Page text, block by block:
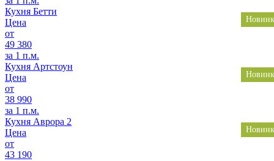
Кухня Бетти
Цена
от
49 380
за 1 п.м.
Кухня Артстоун
Цена
от
38 990
за 1 п.м.
Кухня Аврора 2
Цена
от
43 190